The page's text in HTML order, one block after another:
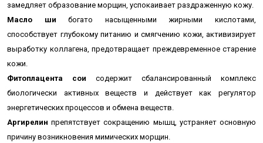
замедляет образование морщин, успокаивает раздраженную кожу.
Масло ши богато насыщенными жирными кислотами,
способствует глубокому питанию и смягчению кожи, активизирует
выработку коллагена, предотвращает преждевременное старение
кожи.
Фитоплацента сои содержит сбалансированный комплекс
биологически активных веществ и действует как регулятор
энергетических процессов и обмена веществ.
Аргирелинпрепятствует сокращению мышц, устраняет основную
причину возникновения мимических морщин.